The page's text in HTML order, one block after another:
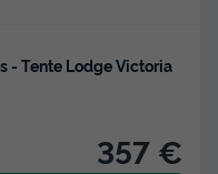
- Tente Lodge Victoria
357 €